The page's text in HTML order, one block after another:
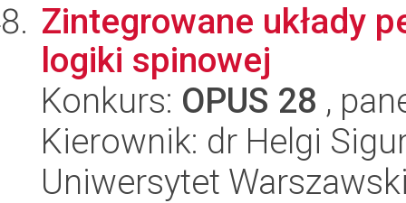
Zintegrowane układy
logiki spinowej
Konkurs: OPUS 28 ,
Kierownik: dr Helgi
Uniwersytet